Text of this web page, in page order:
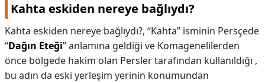
Kahta eskiden nereye bağlıydı?
Kahta eskiden nereye bağlıydı?, “Kahta” isminin Persçede
“Dağın Eteği” anlamına geldiği ve Komagenelilerden
önce bölgede hakim olan Persler tarafından kullanıldığı ,
bu adın da eski yerleşim yerinin konumundan